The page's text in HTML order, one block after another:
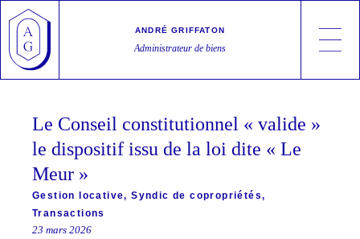
Skip
content
ANDRÉ GRIFFATON
Administrateur de biens
Le Conseil constitutionnel « valide »
le dispositif issu de la loi dite « Le
Meur »
Gestion locative,Syndic de copropriétés,
Transactions
23 mars 2026
Cookies management panel